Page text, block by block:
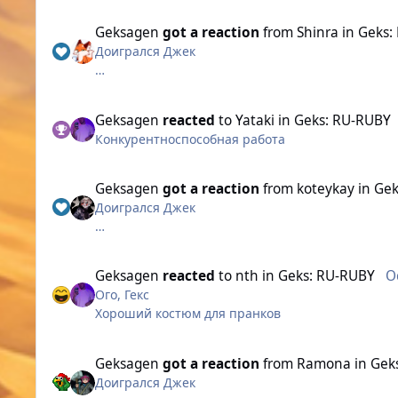
Несколько дней спустя её предчувствия
неуместным. В один момент он схватил её и
Её мысли пронеслись быстро: «Не сдаваться,
Сердце колотилось, когда она выбежала на
делами, не замечали её страх. Она понимала,
В течение следующих недель Ева боролась с
Теперь, когда она гуляла по парку, она
своей жизнью. Ева стала символом силы и
Geksagen got a reaction fromShinra in Geks:
Доигрался Джек
Geksagen reacted toYataki in Geks: RU-RUBY
Конкурентноспособная работа
Geksagen got a reaction from koteykay in
Доигрался Джек
Geksagen reacted to nth in Geks: RU-RUBY
Ого, Гекс
Хороший костюм для пранков
Geksagen got a reaction from Ramona in
Доигрался Джек